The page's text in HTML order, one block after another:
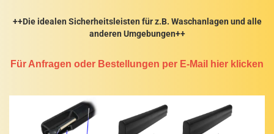
++Die idealen Sicherheitsleisten für z.B. Waschanlagen und alle
anderen Umgebungen++
Für Anfragen oder Bestellungen per E-Mail hier klicken